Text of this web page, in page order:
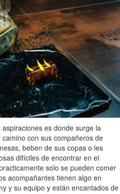
es donde surge la
con sus compañeros de
beben de sus copas o les
difíciles de encontrar en el
solo se pueden comer
acompañantes tienen algo en
y su equipo y están encantados de